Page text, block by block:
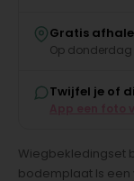
Gratis
Op
Twijfel je of
Wiegbekledingset
bodemplaat Is